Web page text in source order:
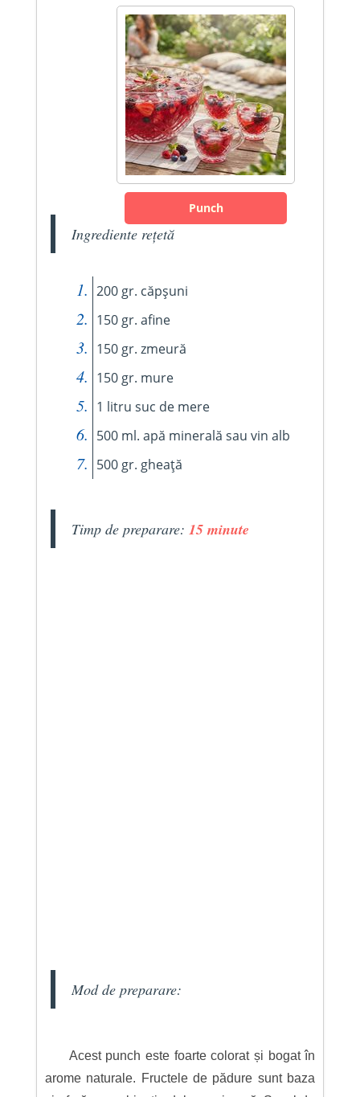
Punch
Ingrediente rețetă
200 gr. căpșuni
150 gr. afine
150 gr. zmeură
150 gr. mure
1 litru suc de mere
500 ml. apă minerală sau vin alb
500 gr. gheață
Timp de preparare: 15 minute
Mod de preparare:
Acest punch este foarte colorat și bogat în
arome naturale. Fructele de pădure sunt baza